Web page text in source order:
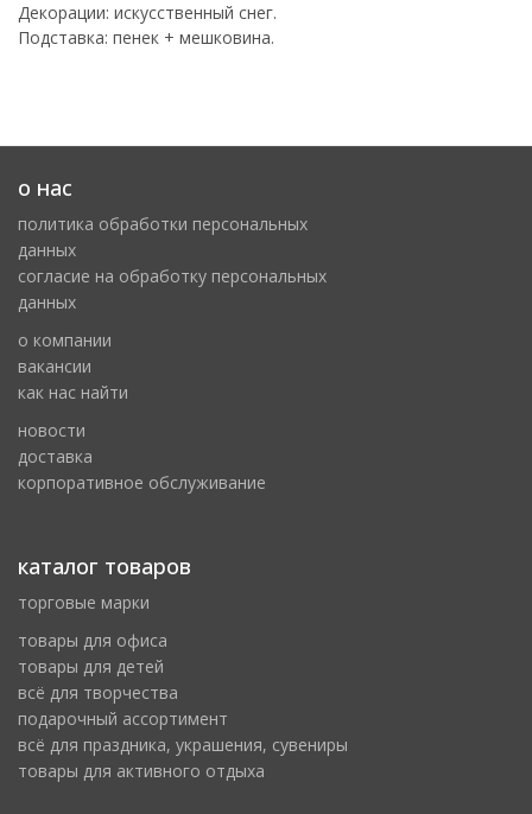
Декорации: искусственный снег.
Подставка: пенек + мешковина.
о нас
политика обработки персональных
данных
cогласие на обработку персональных
данных
о компании
вакансии
как нас найти
новости
доставка
корпоративное обслуживание
каталог товаров
торговые марки
товары для офиса
товары для детей
всё для творчества
подарочный ассортимент
всё для праздника, украшения, сувениры
товары для активного отдыха